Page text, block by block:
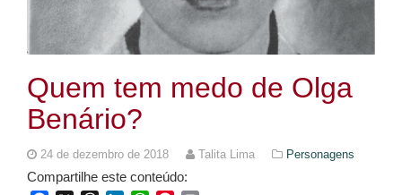
Quem tem medo de Olga
Benário?
24 de dezembro de 2018 Talita Lima Personagens
Compartilhe este conteúdo: